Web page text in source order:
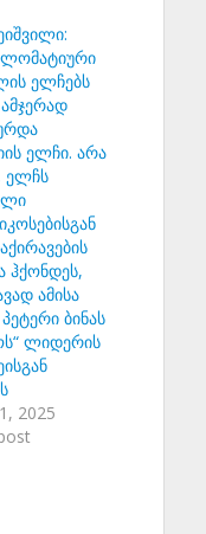
ელჩებს
ელჩი. არა
ელჩს
ჰქონდეს,
ამისა
ბინას
ლიდერის
2025